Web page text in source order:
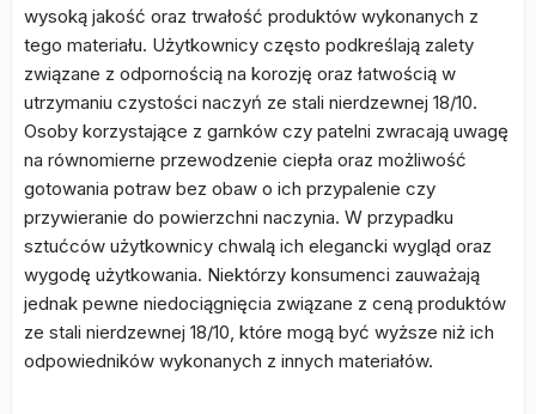
wysoką jakość oraz trwałość produktów wykonanych z
tego materiału. Użytkownicy często podkreślają zalety
związane z odpornością na korozję oraz łatwością w
utrzymaniu czystości naczyń ze stali nierdzewnej 18/10.
Osoby korzystające z garnków czy patelni zwracają uwagę
na równomierne przewodzenie ciepła oraz możliwość
gotowania potraw bez obaw o ich przypalenie czy
przywieranie do powierzchni naczynia. W przypadku
sztućców użytkownicy chwalą ich elegancki wygląd oraz
wygodę użytkowania. Niektórzy konsumenci zauważają
jednak pewne niedociągnięcia związane z ceną produktów
ze stali nierdzewnej 18/10, które mogą być wyższe niż ich
odpowiedników wykonanych z innych materiałów.